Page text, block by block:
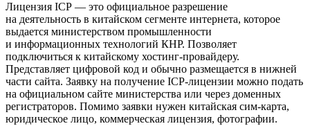
Лицензия ICP — это официальное разрешение
на деятельность в китайском сегменте интернета, которое
выдается министерством промышленности
и информационных технологий КНР. Позволяет
подключиться к китайскому хостинг-провайдеру.
Представляет цифровой код и обычно размещается в нижней
части сайта. Заявку на получение ICP-лицензии можно подать
на официальном сайте министерства или через доменных
регистраторов. Помимо заявки нужен китайская сим-карта,
юридическое лицо, коммерческая лицензия, фотографии.